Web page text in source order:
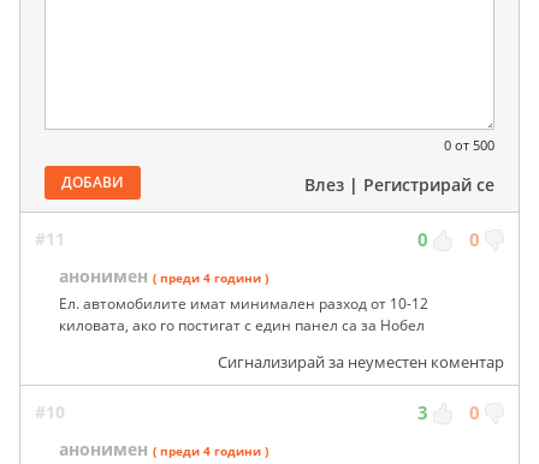
0 от 500
ДОБАВИ Влез | Регистрирай се
#11 0 0
анонимен ( преди 4 години )
Ел. автомобилите имат минимален разход от 10-12
киловата, ако го постигат с един панел са за Нобел
Сигнализирай за неуместен коментар
#10 3 0
анонимен ( преди 4 години )